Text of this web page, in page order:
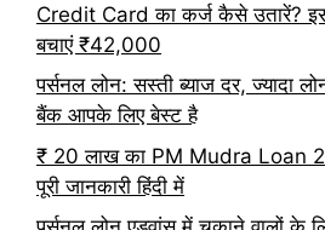
Credit Card का कर्ज कैसे उतारें?
बचाएं ₹42,000
पर्सनल लोन: सस्ती ब्याज दर, ज्यादा
बैंक आपके लिए बेस्ट है
₹ 20 लाख का PM Mudra Loan
पूरी जानकारी हिंदी में